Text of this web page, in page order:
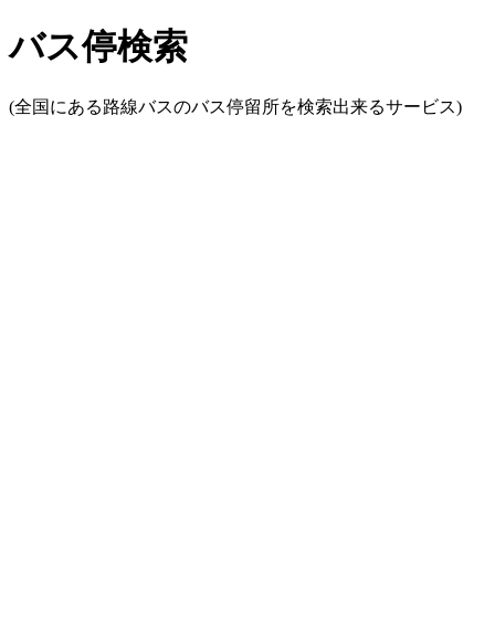
バス停検索
(全国にある路線バスのバス停留所を検索出来るサービス)